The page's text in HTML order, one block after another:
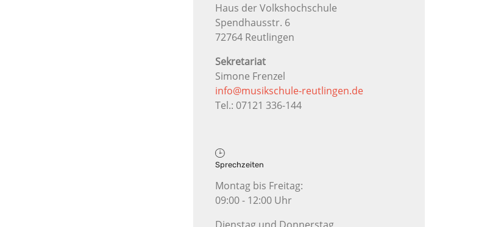
Haus der Volkshochschule
Spendhausstr. 6
72764 Reutlingen
Sekretariat
Simone Frenzel
info@musikschule-reutlingen.de
Tel.: 07121 336-144
Sprechzeiten
Montag bis Freitag:
09:00 - 12:00 Uhr
Dienstag und Donnerstag